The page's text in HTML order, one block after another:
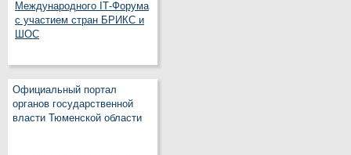
Международного IT‑Форума
с участием стран БРИКС и
ШОС
Официальный портал
органов государственной
власти Тюменской области